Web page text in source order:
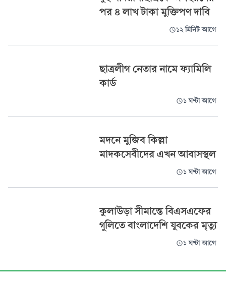
পর ৪ লাখ টাকা মুক্তিপণ দাবি
১২ মিনিট আগে
ছাত্রলীগ নেতার নামে ফ্যামিলি
কার্ড
১ ঘণ্টা আগে
মদনে মুজিব কিল্লা
মাদকসেবীদের এখন আবাসস্থল
১ ঘণ্টা আগে
কুলাউড়া সীমান্তে বিএসএফের
গুলিতে বাংলাদেশি যুবকের মৃত্যু
১ ঘণ্টা আগে